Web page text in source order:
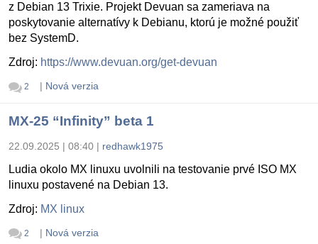
z Debian 13 Trixie. Projekt Devuan sa zameriava na
poskytovanie alternatívy k Debianu, ktorú je možné použiť
bez SystemD.
Zdroj: https://www.devuan.org/get-devuan
2 | Nová verzia
MX-25 “Infinity” beta 1
22.09.2025 | 08:40 | redhawk1975
Ludia okolo MX linuxu uvolnili na testovanie prvé ISO MX
linuxu postavené na Debian 13.
Zdroj: MX linux
2 | Nová verzia